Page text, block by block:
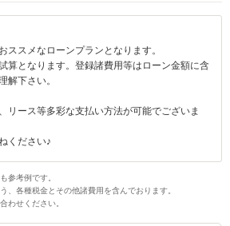
ススメなローンプランとなります。
算となります。登録諸費用等はローン金額に含
解下さい。
リース等多彩な支払い方法が可能でございま
ください♪
参考例です。
、各種税金とその他諸費用を含んでおります。
わせください。